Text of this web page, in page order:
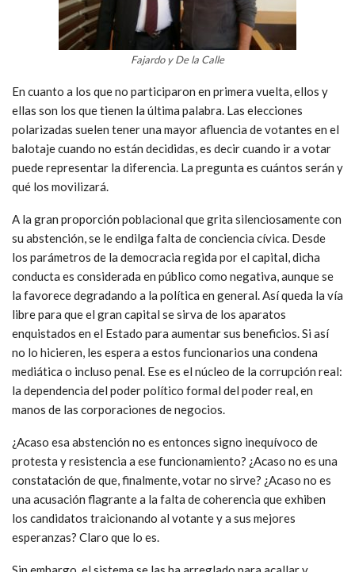
Fajardo y De la Calle
En cuanto a los que no participaron en primera vuelta, ellos y
ellas son los que tienen la última palabra. Las elecciones
polarizadas suelen tener una mayor afluencia de votantes en el
balotaje cuando no están decididas, es decir cuando ir a votar
puede representar la diferencia. La pregunta es cuántos serán y
qué los movilizará.
A la gran proporción poblacional que grita silenciosamente con
su abstención, se le endilga falta de conciencia cívica. Desde
los parámetros de la democracia regida por el capital, dicha
conducta es considerada en público como negativa, aunque se
la favorece degradando a la política en general. Así queda la vía
libre para que el gran capital se sirva de los aparatos
enquistados en el Estado para aumentar sus beneficios. Si así
no lo hicieren, les espera a estos funcionarios una condena
mediática o incluso penal. Ese es el núcleo de la corrupción real:
la dependencia del poder político formal del poder real, en
manos de las corporaciones de negocios.
¿Acaso esa abstención no es entonces signo inequívoco de
protesta y resistencia a ese funcionamiento? ¿Acaso no es una
constatación de que, finalmente, votar no sirve? ¿Acaso no es
una acusación flagrante a la falta de coherencia que exhiben
los candidatos traicionando al votante y a sus mejores
esperanzas? Claro que lo es.